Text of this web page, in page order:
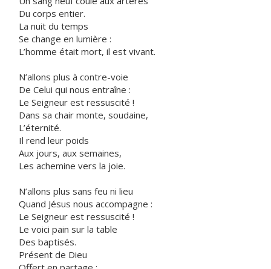
Du corps entier.
La nuit du temps
Se change en lumière :
L’homme était mort, il est vivant.
N’allons plus à contre-voie
De Celui qui nous entraîne :
Le Seigneur est ressuscité !
Dans sa chair monte, soudaine,
L’éternité.
Il rend leur poids
Aux jours, aux semaines,
Les achemine vers la joie.
N’allons plus sans feu ni lieu
Quand Jésus nous accompagne :
Le Seigneur est ressuscité !
Le voici pain sur la table
Des baptisés.
Présent de Dieu